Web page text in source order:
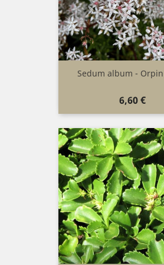
Sedum album -
Prix
6,60 €